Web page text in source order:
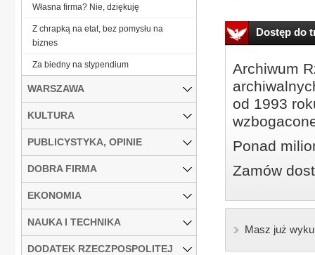
Dostęp do
Archiwum
od 1993
Ponad
Zamów
Masz już
Własna firma? Nie, dziękuję
Z chrapką na etat, bez pomysłu na
biznes
Za biedny na stypendium
WARSZAWA
KULTURA
PUBLICYSTYKA, OPINIE
DOBRA FIRMA
EKONOMIA
NAUKA I TECHNIKA
DODATEK RZECZPOSPOLITEJ